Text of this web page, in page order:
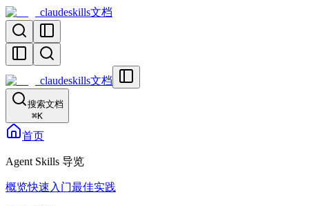
claudeskills文档
claudeskills文档
搜索文档
⌘K
首页
Agent Skills 导览
概览快速入门最佳实践